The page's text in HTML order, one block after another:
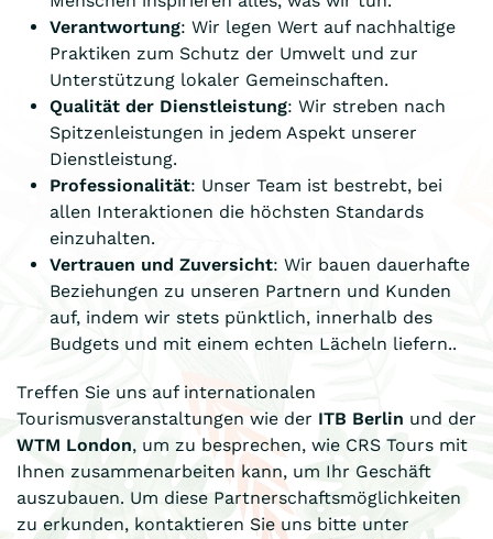
Verantwortung: Wir legen Wert auf nachhaltige
Praktiken zum Schutz der Umwelt und zur
Unterstützung lokaler Gemeinschaften.
Qualität der Dienstleistung: Wir streben nach
Spitzenleistungen in jedem Aspekt unserer
Dienstleistung.
Professionalität: Unser Team ist bestrebt, bei
allen Interaktionen die höchsten Standards
einzuhalten.
Vertrauen und Zuversicht: Wir bauen dauerhafte
Beziehungen zu unseren Partnern und Kunden
auf, indem wir stets pünktlich, innerhalb des
Budgets und mit einem echten Lächeln liefern..
Treffen Sie uns auf internationalen
Tourismusveranstaltungen wie der ITB Berlin und der
WTM London, um zu besprechen, wie CRS Tours mit
Ihnen zusammenarbeiten kann, um Ihr Geschäft
auszubauen. Um diese Partnerschaftsmöglichkeiten
zu erkunden, kontaktieren Sie uns bitte unter